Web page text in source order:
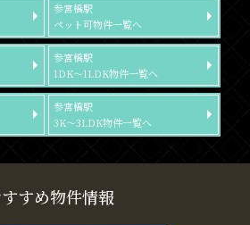
参宮橋駅
ペット可物件一覧へ
参宮橋駅
1DK～1LDK物件一覧へ
参宮橋駅
3K～3LDK物件一覧へ
すめ物件情報